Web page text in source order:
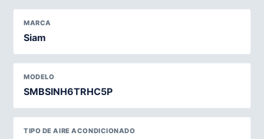
MARCA
Siam
MODELO
SMBSINH6TRHC5P
TIPO DE AIRE ACONDICIONADO